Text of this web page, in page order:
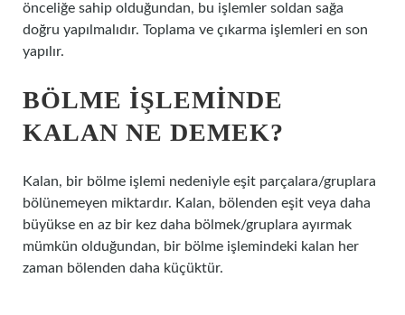
önceliğe sahip olduğundan, bu işlemler soldan sağa
doğru yapılmalıdır. Toplama ve çıkarma işlemleri en son
yapılır.
BÖLME IŞLEMINDE
KALAN NE DEMEK?
Kalan, bir bölme işlemi nedeniyle eşit parçalara/gruplara
bölünemeyen miktardır. Kalan, bölenden eşit veya daha
büyükse en az bir kez daha bölmek/gruplara ayırmak
mümkün olduğundan, bir bölme işlemindeki kalan her
zaman bölenden daha küçüktür.